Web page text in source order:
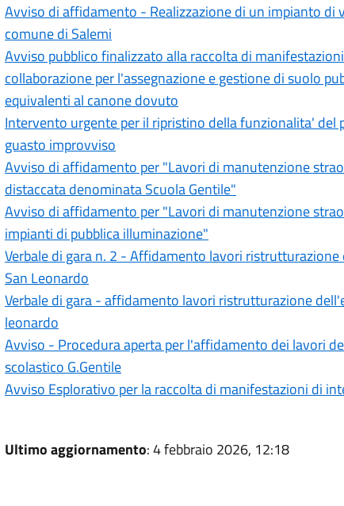
Avviso di affidamento - Realizzazione di un impianto
comune di Salemi
Avviso pubblico finalizzato alla raccolta di
collaborazione per l'assegnazione e gestione di suolo
equivalenti al canone dovuto
Intervento urgente per il ripristino della funzionalita' del
guasto improvviso
Avviso di affidamento per "Lavori di manutenzione
distaccata denominata Scuola Gentile"
Avviso di affidamento per "Lavori di manutenzione
impianti di pubblica illuminazione"
Verbale di gara n. 2 - Affidamento lavori
San Leonardo
Verbale di gara - affidamento lavori ristrutturazione
leonardo
Avviso - Procedura aperta per l'affidamento dei lavori
scolastico G.Gentile
Avviso Esplorativo per la raccolta di manifestazioni di
Ultimo aggiornamento: 4 febbraio 2026, 12:18